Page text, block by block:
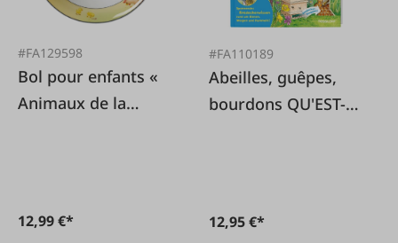
#FA129598
Bol pour enfants «
Animaux de la
12,99 €*
#FA110189
Abeilles, guêpes,
bourdons QU'EST-CE
12,95 €*